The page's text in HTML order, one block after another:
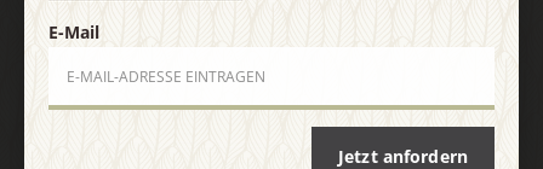
E-Mail
Jetzt anfordern